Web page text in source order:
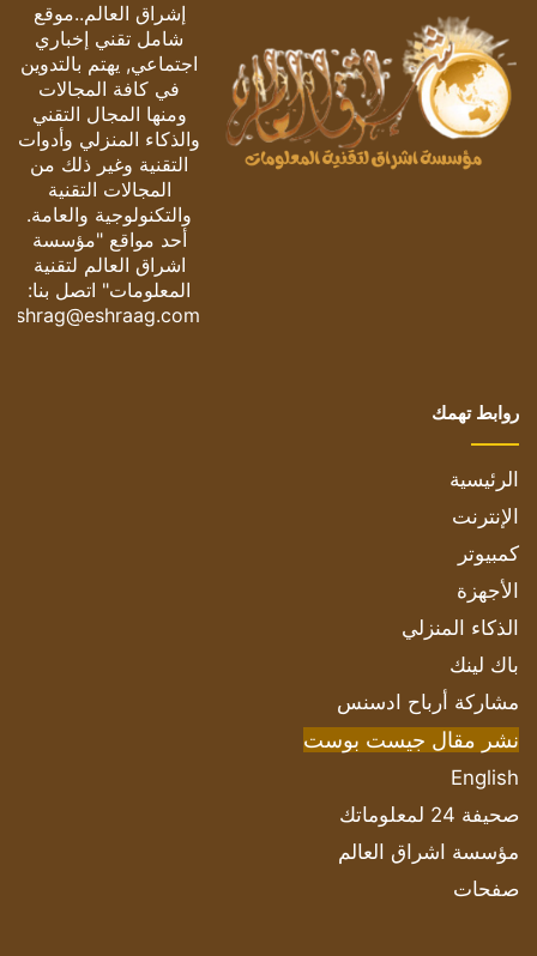
إشراق العالم..موقع
شامل تقني إخباري
اجتماعي, يهتم بالتدوين
في كافة المجالات
ومنها المجال التقني
والذكاء المنزلي وأدوات
التقنية وغير ذلك من
المجالات التقنية
والتكنولوجية والعامة.
أحد مواقع "مؤسسة
اشراق العالم لتقنية
المعلومات" اتصل بنا:
eshrag@eshraag.com
روابط تهمك
الرئيسية
الإنترنت
كمبيوتر
الأجهزة
الذكاء المنزلي
باك لينك
مشاركة أرباح ادسنس
نشر مقال جيست بوست
English
صحيفة 24 لمعلوماتك
مؤسسة اشراق العالم
صفحات